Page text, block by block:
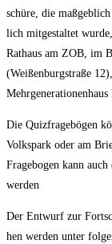
schü­re, die
lich mit­ge­stal­tet
Rat­haus am ZOB, im
(Wei­ßen­burg­stra­ße
Die Quiz­fra­ge­bö­gen
Volks­park oder am
Fra­ge­bo­gen kann
werden
Der Ent­wurf zur
hen wer­den unter